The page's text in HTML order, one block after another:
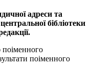
адреси та
бібліотеки
поіменного